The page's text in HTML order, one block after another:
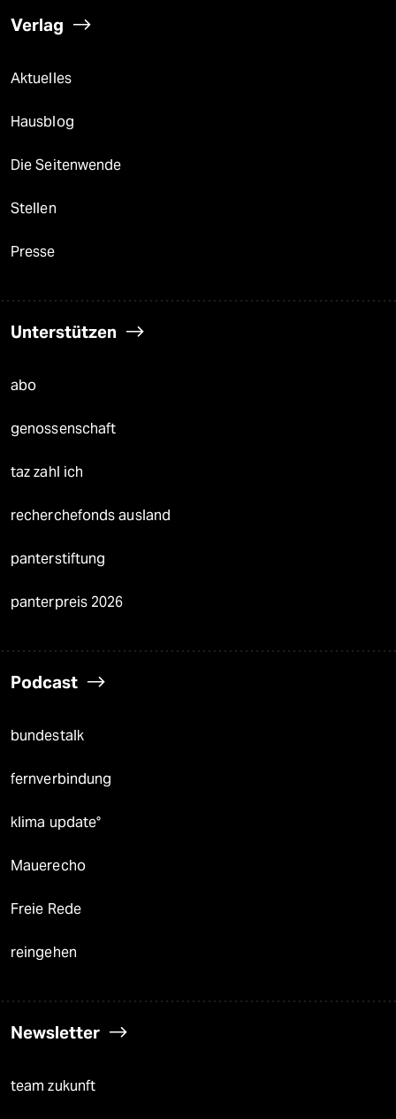
Verlag
Aktuelles
Hausblog
Die Seitenwende
Stellen
Presse
Unterstützen
abo
genossenschaft
taz zahl ich
recherchefonds ausland
panterstiftung
panterpreis 2026
Podcast
bundestalk
fernverbindung
klima update°
Mauerecho
Freie Rede
reingehen
Newsletter
team zukunft